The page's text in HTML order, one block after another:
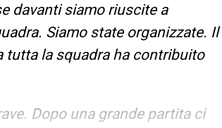
davanti siamo riuscite a
Siamo state organizzate. Il
tutta la squadra ha contribuito
Dopo una grande partita ci